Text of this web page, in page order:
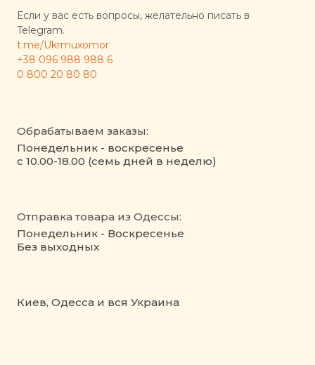
Если у вас есть вопросы, желательно писать в
Telegram.
t.me/Ukrmuxomor
+38 096 988 988 6
0 800 20 80 80
Обрабатываем заказы:
Понедельник - воскресенье
с 10.00-18.00 (семь дней в неделю)
Отправка товара из Одессы:
Понедельник - Воскресенье
Без выходных
Киев, Одесса и вся Украина